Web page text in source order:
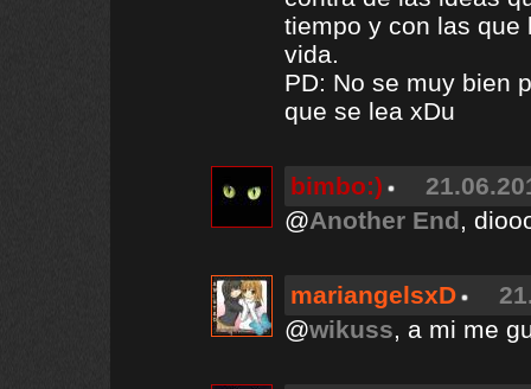
tiempo y con las que
vida.
PD: No se muy bien
que se lea xDu
bimbo:)
@Another End,
mariangelsxD
@wikuss, a mi me